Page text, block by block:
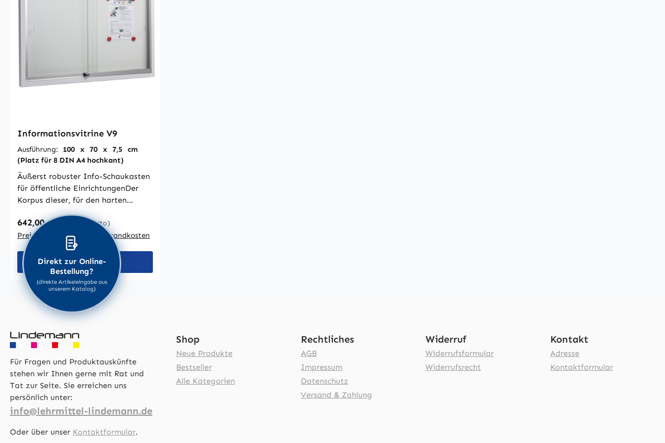
Informationsvitrine V9
Ausführung: 100 x 70 x 7,5 cm
(Platz für 8 DIN A4 hochkant)
Äußerst robuster Info-Schaukasten
für öffentliche EinrichtungenDer
Korpus dieser, für den harten
Schulalltag konzipierten, Vitrine
besteht aus einem massiven,
pulverbeschichteten Stahlrahmen.
Die Glasschiebetüren aus
Sicherheitsglas sind rollengelagert
und lassen sich leicht bewegen. Ein
Druckzylinderschloss schützt Ihre
Informationen vor unbefugtem
Zugriff. Standard- Rahmenfarbe:
RAL 9003, signalweiß, wie
abgebildet. Alternativ können Sie
eine Rahmenfarbe aus der
Mehrpreis wählen. Die emaillierte
Stahlrückwand in weiß
ist: magnethaftend beschreibbar
(Whiteboardmarker) trocken
abwischbar Sie können Blätter oder
hineinhängen, oder die Rückwand
Regulärer Preis:
642,00 €
(539,50 € netto)
Preise inkl. MwSt. zzgl. Versandkosten
In den Warenkorb
Für Fragen und Produktauskünfte
stehen wir Ihnen gerne mit Rat und
Tat zur Seite. Sie erreichen uns
persönlich unter:
info@lehrmittel-lindemann.de
Oder über unser Kontaktformular.
Shop
Neue Produkte
Bestseller
Alle Kategorien
Rechtliches
AGB
Impressum
Datenschutz
Versand & Zahlung
Widerruf
Widerrufsformular
Widerrufsrecht
Kontakt
Adresse
Kontaktformular
Direkt zur Online-
Bestellung?
(direkte Artikeleingabe aus
unserem Katalog)